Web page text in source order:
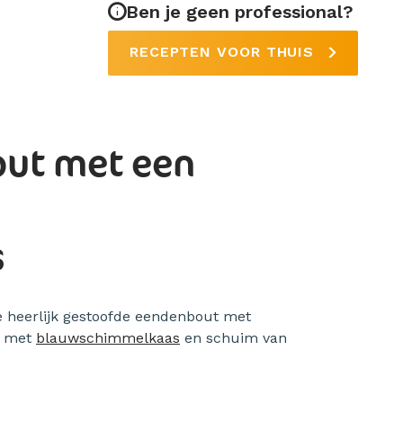
Ben je geen professional?
RECEPTEN VOOR THUIS
met een
gestoofde eendenbout met
met blauwschimmelkaas en schuim van